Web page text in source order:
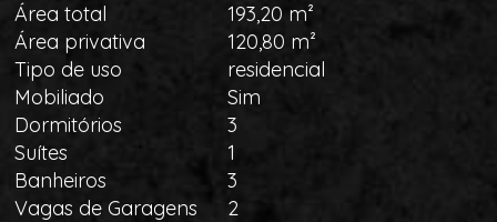
Área total
193,20 m²
Área privativa
120,80 m²
Tipo de uso
residencial
Mobiliado
Sim
Dormitórios
3
Suítes
1
Banheiros
3
Vagas de Garagens
2